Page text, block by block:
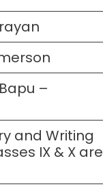
–
and Writing
IX & X are